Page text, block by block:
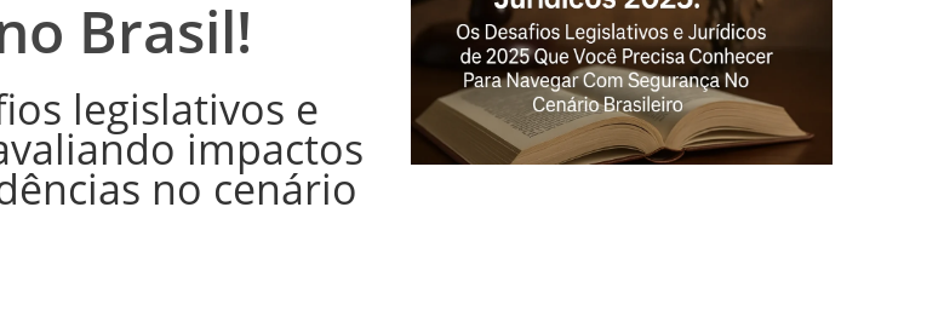
Brasil!
legislativos e
impactos
no cenário